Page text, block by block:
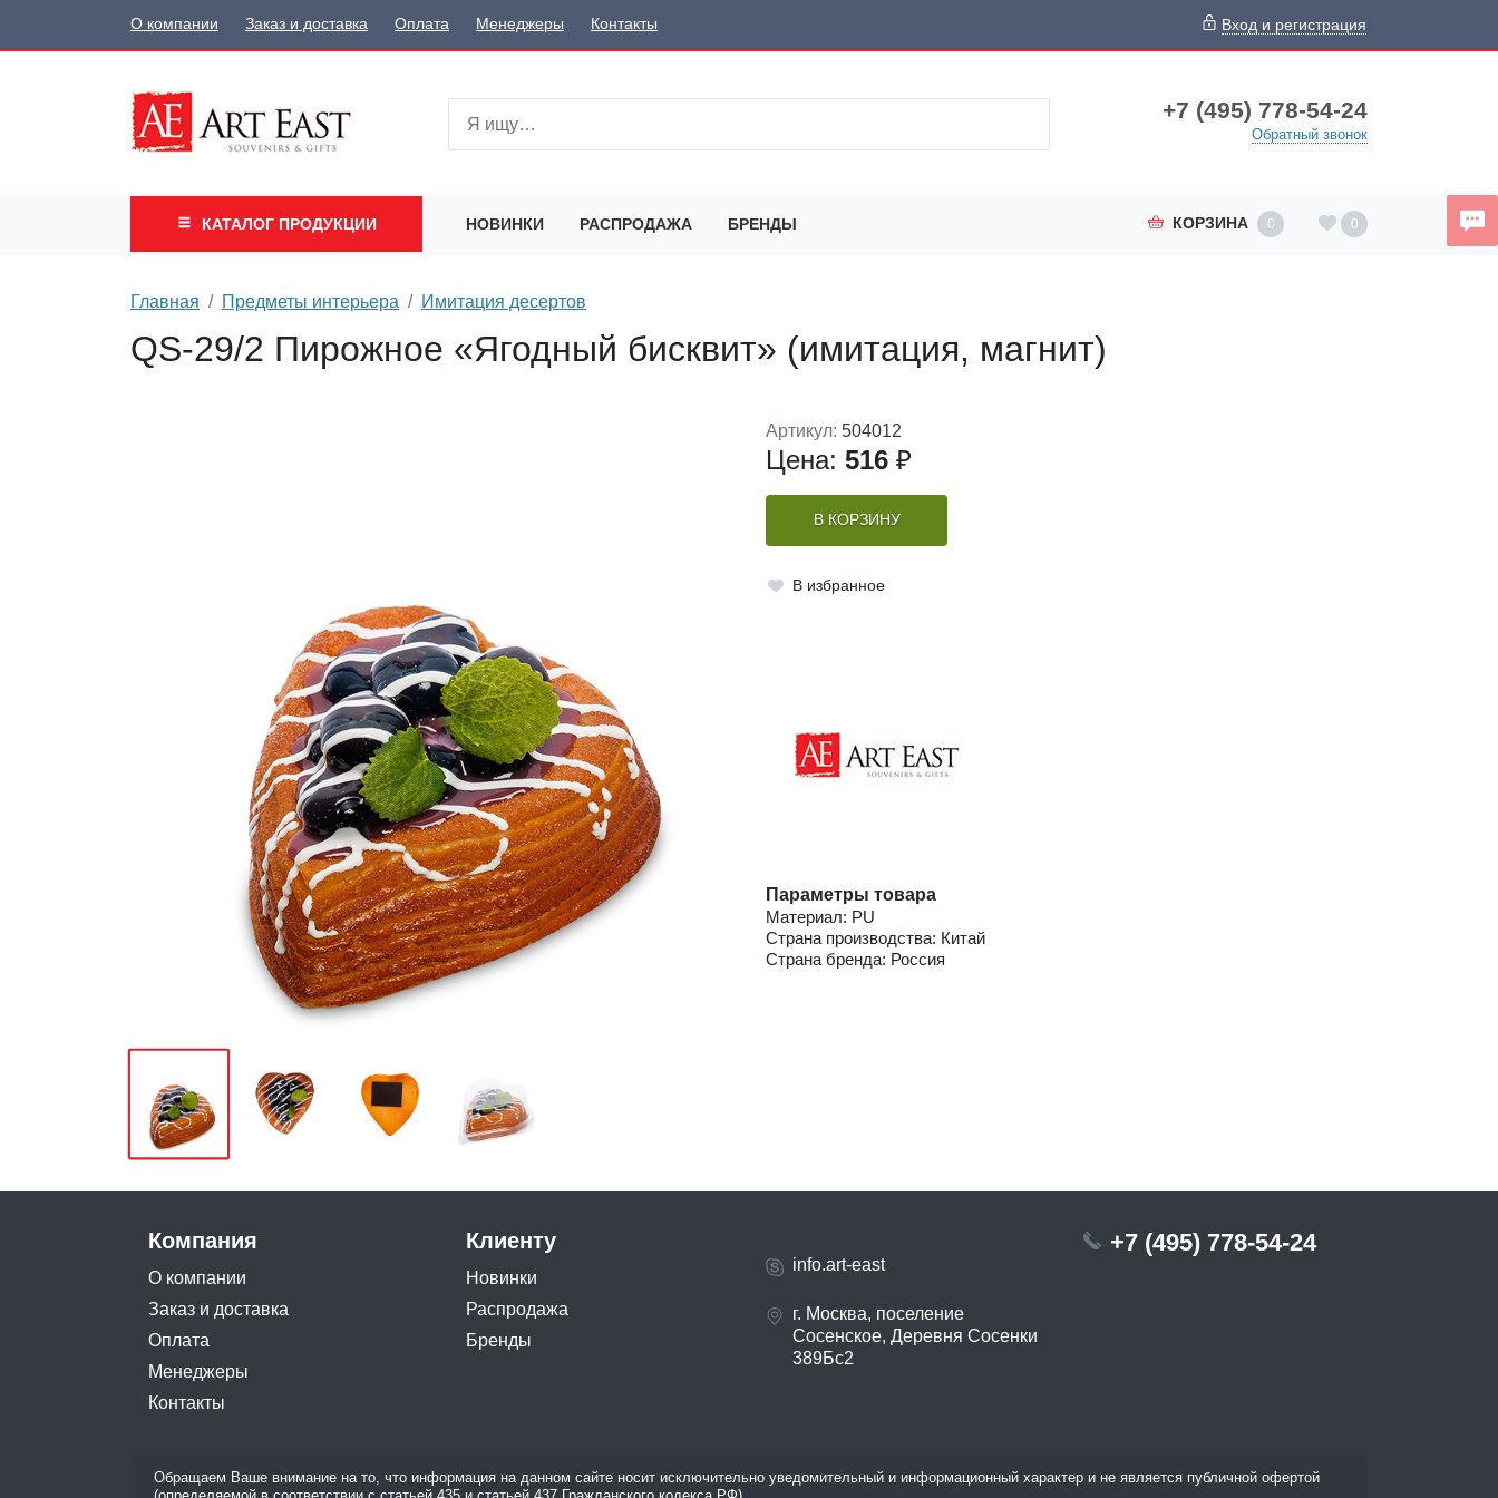
О компании Заказ и доставка Оплата Менеджеры Контакты Вход и регистрация
+7 (495) 778-54-24
Обратный звонок
КАТАЛОГ ПРОДУКЦИИ НОВИНКИ РАСПРОДАЖА БРЕНДЫ КОРЗИНА 0 0
Главная Предметы интерьера Имитация десертов
QS-29/2 Пирожное «Ягодный бисквит» (имитация, магнит)
Артикул: 504012
Цена: 516 ₽
В КОРЗИНУ
В избранное
Параметры товара
Материал: PU
Страна производства: Китай
Страна бренда: Россия
Компания
О компании
Заказ и доставка
Оплата
Менеджеры
Контакты
Клиенту
Новинки
Распродажа
Бренды
info.art-east
г. Москва, поселение
Сосенское, Деревня Сосенки
389Бс2
+7 (495) 778-54-24
Обращаем Ваше внимание на то, что информация на данном сайте носит исключительно уведомительный и информационный характер и не является публичной офертой